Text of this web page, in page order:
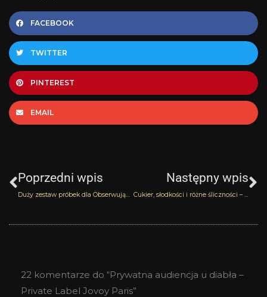
FACEBOOK
TWITTER
PINTEREST
EMAIL
Poprzedni wpis
Duży zestaw próbek dla Obserwujących i wyniki losowania zestawu Ramon Molvizar
Następny wpis
Cukier, słodkości i różne śliczności – Intense Cafe Montale
22 komentarze do “Prywatna audiencja u diabła –
Private Label Jovoy Paris”